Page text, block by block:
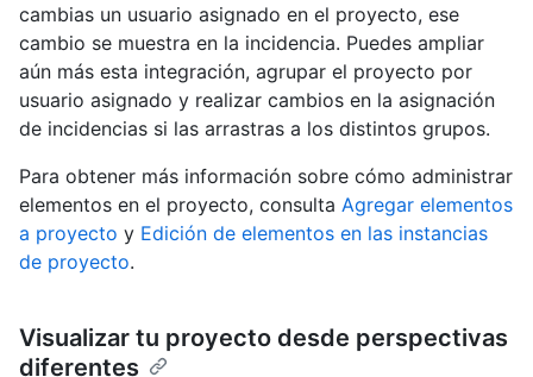
cambias un usuario asignado en el proyecto, ese
cambio se muestra en la incidencia. Puedes ampliar
aún más esta integración, agrupar el proyecto por
usuario asignado y realizar cambios en la asignación
de incidencias si las arrastras a los distintos grupos.
Para obtener más información sobre cómo administrar
elementos en el proyecto, consulta Agregar elementos
a proyecto y Edición de elementos en las instancias
de proyecto.
Visualizar tu proyecto desde perspectivas
diferentes